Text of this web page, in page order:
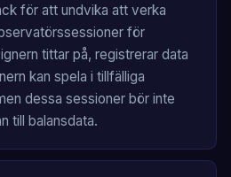
för att undvika att verka
för
tittar på, registrerar data
kan spela i tillfälliga
dessa sessioner bör inte
till balansdata.